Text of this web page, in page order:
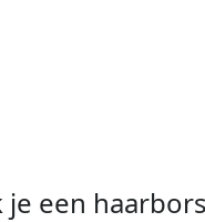
je een